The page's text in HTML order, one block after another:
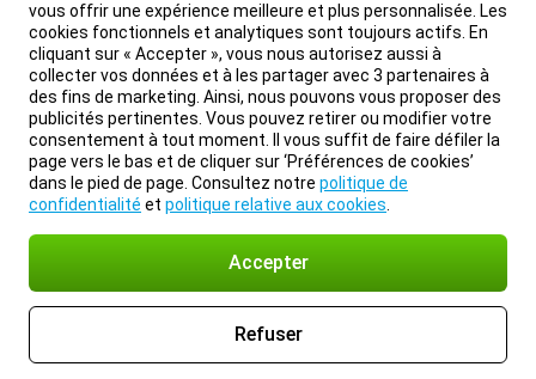
vous offrir une expérience meilleure et plus personnalisée. Les
cookies fonctionnels et analytiques sont toujours actifs. En
cliquant sur « Accepter », vous nous autorisez aussi à
collecter vos données et à les partager avec 3 partenaires à
des fins de marketing. Ainsi, nous pouvons vous proposer des
publicités pertinentes. Vous pouvez retirer ou modifier votre
consentement à tout moment. Il vous suffit de faire défiler la
page vers le bas et de cliquer sur ‘Préférences de cookies’
dans le pied de page. Consultez notre politique de
confidentialité et politique relative aux cookies
Accepter
Refuser